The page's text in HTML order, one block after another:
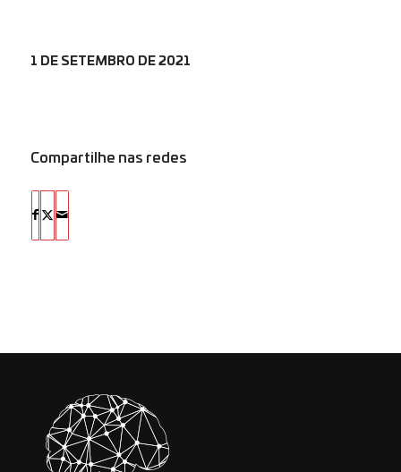
1 DE SETEMBRO DE 2021
Compartilhe nas redes